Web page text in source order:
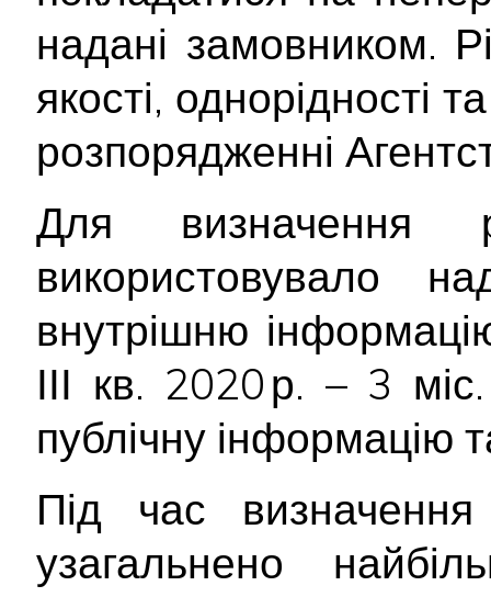
надані замовником.
якості, однорідності
розпорядженні
Для визначення
використовувало
внутрішню
ІІІ кв. 2020 р. – 3
публічну інформацію
Під час визначення
узагальнено